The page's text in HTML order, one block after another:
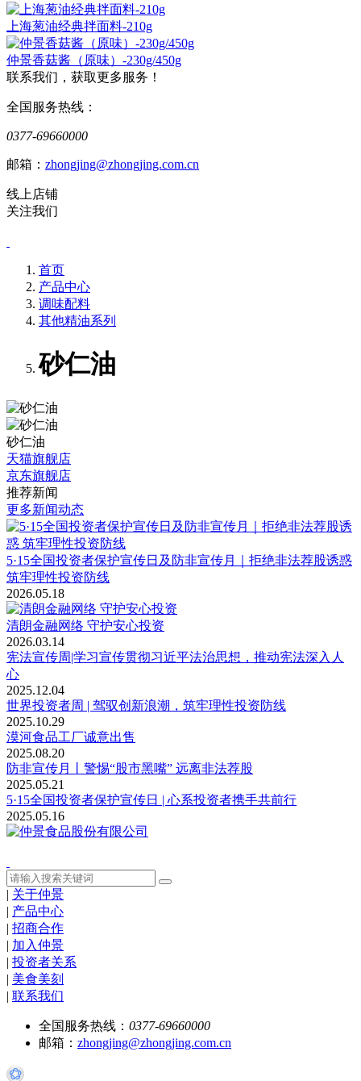
上海葱油经典拌面料-210g
仲景香菇酱（原味）-230g/450g
联系我们，获取更多服务！
全国服务热线：
0377-69660000
邮箱： zhongjing@zhongjing.com.cn
线上店铺
关注我们
首页
产品中心
调味配料
其他精油系列
砂仁油
砂仁油
天猫旗舰店
京东旗舰店
推荐新闻
更多新闻动态
5·15全国投资者保护宣传日及防非宣传月｜拒绝非法荐股诱惑
筑牢理性投资防线
2026.05.18
清朗金融网络 守护安心投资
2026.03.14
宪法宣传周|学习宣传贯彻习近平法治思想，推动宪法深入人
心
2025.12.04
世界投资者周 | 驾驭创新浪潮，筑牢理性投资防线
2025.10.29
漠河食品工厂诚意出售
2025.08.20
防非宣传月丨警惕“股市黑嘴” 远离非法荐股
2025.05.21
5·15全国投资者保护宣传日 | 心系投资者携手共前行
2025.05.16
| 关于仲景
| 产品中心
| 招商合作
| 加入仲景
| 投资者关系
| 美食美刻
| 联系我们
全国服务热线： 0377-69660000
邮箱： zhongjing@zhongjing.com.cn